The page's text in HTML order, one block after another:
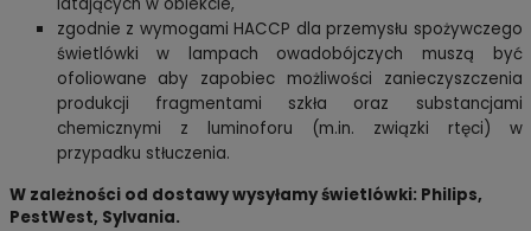
zgodnie z wymogami HACCP dla przemysłu spożywczego
świetlówki w lampach owadobójczych muszą być
ofoliowane aby zapobiec możliwości zanieczyszczenia
produkcji fragmentami szkła oraz substancjami
chemicznymi z luminoforu (m.in. związki rtęci) w
przypadku stłuczenia.
W zależności od dostawy wysyłamy świetlówki: Philips,
PestWest, Sylvania.